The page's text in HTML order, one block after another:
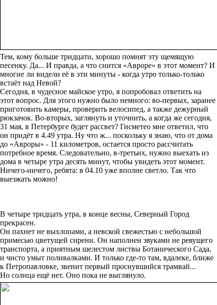
Тем, кому больше тридцати, хорошо помнят эту щемящую
песенку. Да... И правда, а что снится «Авроре» в этот момент? И
многие ли видели её в эти минуты - когда утро только-только
встаёт над Невой?
Сегодня, в чудесное майское утро, я попробовал ответить на
этот вопрос. Для этого нужно было немного: во-первых, заранее
приготовить камеры, проверить велосипед, а также дежурный
рюкзачок. Во-вторых, заглянуть и уточнить, а когда же сегодня,
31 мая, в Петербурге будет рассвет? Гисметео мне ответил, что
он придёт в 4.49 утра. Ну что ж... поскольку я знаю, что от дома
до «Авроры» - 11 километров, остается просто рассчитать
потребное время. Следовательно, в-третьих, нужно выехать из
дома в четыре утра десять минут, чтобы увидеть этот момент.
Ничего-ничего, ребята: в 04.10 уже вполне светло. Так что
выезжать можно!
В четыре тридцать утра, в конце весны, Северный Город
прекрасен.
Он пахнет не выхлопами, а невской свежестью с небольшой
примесью цветущей сирени. Он наполнен звуками не ревущего
транспорта, а приятным шелестом листвы Ботанического Сада,
и чисто умыт поливалками. И только где-то там, вдалеке, ближе
к Петропавловке, звенит первый проснувшийся трамвай...
Но солнца ещё нет. Оно пока не выглянуло.